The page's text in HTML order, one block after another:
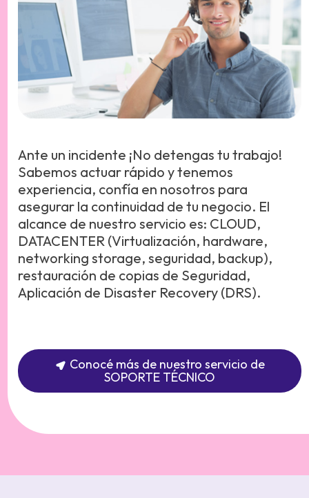
Ante un incidente ¡No detengas tu trabajo!
Sabemos actuar rápido y tenemos
experiencia, confía en nosotros para
asegurar la continuidad de tu negocio. El
alcance de nuestro servicio es: CLOUD,
DATACENTER (Virtualización, hardware,
networking storage, seguridad, backup),
restauración de copias de Seguridad,
Aplicación de Disaster Recovery (DRS).
Conocé más de nuestro servicio de
SOPORTE TÉCNICO